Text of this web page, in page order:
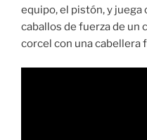
equipo, el pistón, y juega
caballos de fuerza de un
corcel con una cabellera